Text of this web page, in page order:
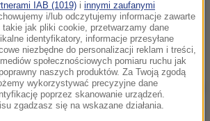
z innymi instytucjami i
na konieczność zachowania
z bezpieczeństwem kraju
jednak nie przyłączyć się do formy
na tzw. umowie JIT- przekazało
IAB (1019) i innymi zaufanymi
i/lub odczytujemy informacje zawarte
takie jak pliki cookie, przetwarzamy dane
identyfikatory, informacje przesyłane
niezbędne do personalizacji reklam i treści,
społecznościowych pomiaru ruchu jak
naszych produktów. Za Twoją zgodą
wykorzystywać precyzyjne dane
poprzez skanowanie urządzeń.
zgadzasz się na wskazane działania.